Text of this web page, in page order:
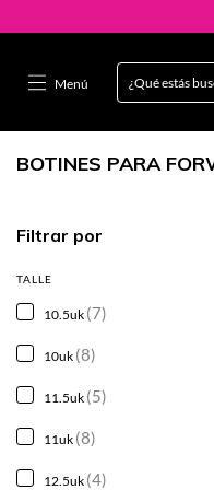
🔥
Menú
BOTINES PARA
Filtrar por
TALLE
10.5uk (7)
10uk (8)
11.5uk (5)
11uk (8)
12.5uk (4)